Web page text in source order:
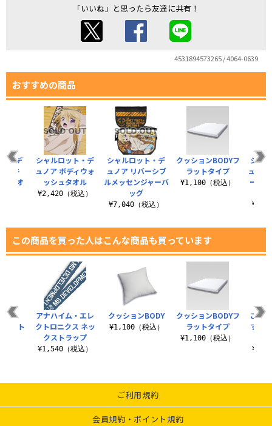
「いいね」と思ったら友達に共有！
4531894573265 / 4064-0639
おすすめの商品
シャルロット・デ
ュノア リバーシブ
ルメッセンジャーバ
ッグ
¥7,040（税込）
クッションBODYフ
ラットタイプ
¥1,100（税込）
シャ
ュノ
ー ノ
・デ
ドキ
タオ
シャルロット・デ
ュノア ボディウォ
ッシュタオル
¥2,420（税込）
この商品を買った人はこんな商品も買っています
クッションBODY
¥1,100（税込）
クッションBODYフ
ラットタイプ
¥1,100（税込）
ご注
すか
ジト
アナハイム・エレ
クトロニクス ネッ
クストラップ
¥1,540（税込）
ご利用規約
会員規約・ポイント規約